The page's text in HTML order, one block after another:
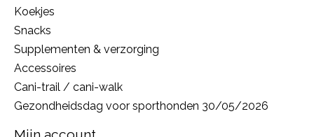
Koekjes
Snacks
Supplementen & verzorging
Accessoires
Cani-trail / cani-walk
Gezondheidsdag voor sporthonden 30/05/2026